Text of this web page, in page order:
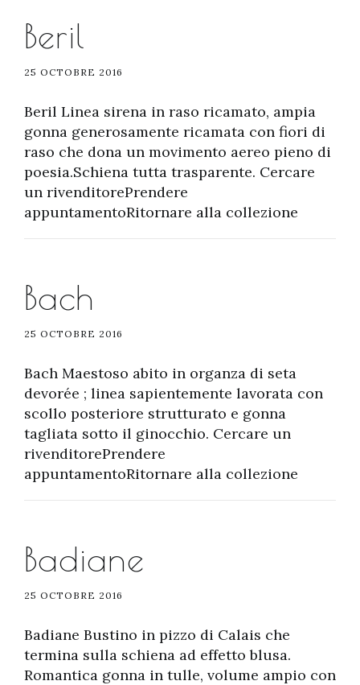
Beril
25 OCTOBRE 2016
Beril Linea sirena in raso ricamato, ampia
gonna generosamente ricamata con fiori di
raso che dona un movimento aereo pieno di
poesia.Schiena tutta trasparente. Cercare
un rivenditorePrendere
appuntamentoRitornare alla collezione
Bach
25 OCTOBRE 2016
Bach Maestoso abito in organza di seta
devorée ; linea sapientemente lavorata con
scollo posteriore strutturato e gonna
tagliata sotto il ginocchio. Cercare un
rivenditorePrendere
appuntamentoRitornare alla collezione
Badiane
25 OCTOBRE 2016
Badiane Bustino in pizzo di Calais che
termina sulla schiena ad effetto blusa.
Romantica gonna in tulle, volume ampio con